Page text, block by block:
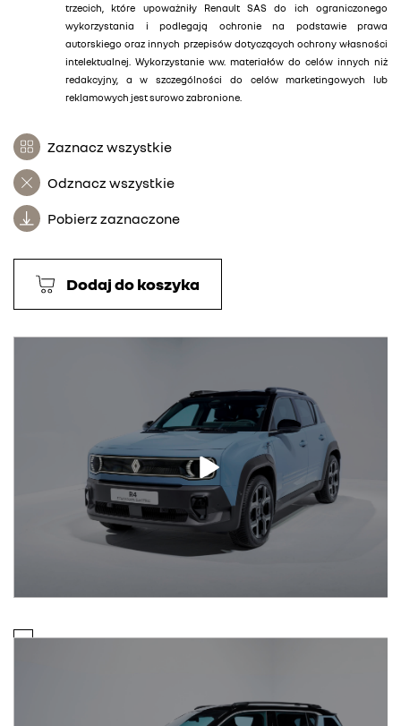
trzecich, które upoważniły Renault SAS do ich ograniczonego
wykorzystania i podlegają ochronie na podstawie prawa
autorskiego oraz innych przepisów dotyczących ochrony własności
intelektualnej. Wykorzystanie ww. materiałów do celów innych niż
redakcyjny, a w szczególności do celów marketingowych lub
reklamowych jest surowo zabronione.
Zaznacz wszystkie
Odznacz wszystkie
Pobierz zaznaczone
Dodaj do koszyka